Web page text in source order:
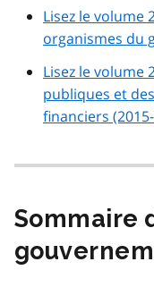
Lisez le volume
organismes du
Lisez le volume
publiques et
financiers
Sommaire